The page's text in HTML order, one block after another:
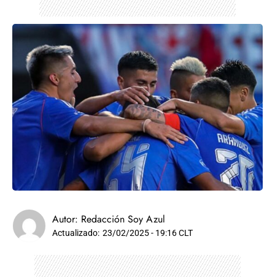
Autor: Redacción Soy Azul
Actualizado: 23/02/2025 - 19:16 CLT